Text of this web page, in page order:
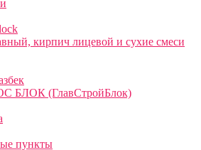
кирпич лицевой и сухие смеси
БЛОК (ГлавСтройБлок)
пункты